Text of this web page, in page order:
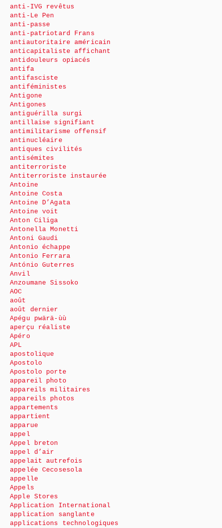
anti-IVG revêtus
anti-Le Pen
anti-passe
anti-patriotard Frans
antiautoritaire américain
anticapitaliste affichant
antidouleurs opiacés
antifa
antifasciste
antiféministes
Antigone
Antigones
antiguérilla surgi
antillaise signifiant
antimilitarisme offensif
antinucléaire
antiques civilités
antisémites
antiterroriste
Antiterroriste instaurée
Antoine
Antoine Costa
Antoine D’Agata
Antoine voit
Anton Ciliga
Antonella Monetti
Antoni Gaudi
Antonio échappe
Antonio Ferrara
António Guterres
Anvil
Anzoumane Sissoko
AOC
août
août dernier
Apégu pwärä-ùù
aperçu réaliste
Apéro
APL
apostolique
Apostolo
Apostolo porte
appareil photo
appareils militaires
appareils photos
appartements
appartient
apparue
appel
Appel breton
appel d’air
appelait autrefois
appelée Cecosesola
appelle
Appels
Apple Stores
Application International
application sanglante
applications technologiques